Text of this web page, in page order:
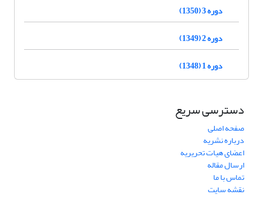
دوره 3 (1350)
دوره 2 (1349)
دوره 1 (1348)
دسترسی سریع
صفحه اصلی
درباره نشریه
اعضای هیات تحریریه
ارسال مقاله
تماس با ما
نقشه سایت